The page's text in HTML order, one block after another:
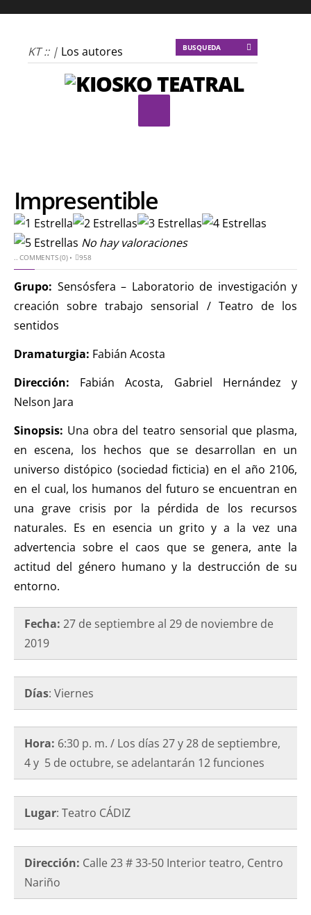
KT :: | Los autores
materiales
Dulce
cordura
KT :: |Soma
Mnemosine
KT :: |La profecía del
frailejón
KT :: | Spider-Marx y
el ratón Bakunin en el
KT :: |Diplomado
¿Actuar lo
contemporáneo?
actual / 18 de agosto
Convocatoria
IV Torneo de
dramaturgia / 16 de
Internacional de
Impresentible
No hay valoraciones
..COMMENTS (0)• 958
Grupo: Sensósfera – Laboratorio de investigación y
creación sobre trabajo sensorial / Teatro de los
sentidos
Dramaturgia: Fabián Acosta
Dirección: Fabián Acosta, Gabriel Hernández y
Nelson Jara
Sinopsis: Una obra del teatro sensorial que plasma,
en escena, los hechos que se desarrollan en un
universo distópico (sociedad ficticia) en el año 2106,
en el cual, los humanos del futuro se encuentran en
una grave crisis por la pérdida de los recursos
naturales. Es en esencia un grito y a la vez una
advertencia sobre el caos que se genera, ante la
actitud del género humano y la destrucción de su
entorno.
Fecha: 27 de septiembre al 29 de noviembre de
2019
Días: Viernes
Hora: 6:30 p. m. / Los días 27 y 28 de septiembre,
4 y 5 de octubre, se adelantarán 12 funciones
Lugar: Teatro CÁDIZ
Dirección: Calle 23 # 33-50 Interior teatro, Centro
Nariño